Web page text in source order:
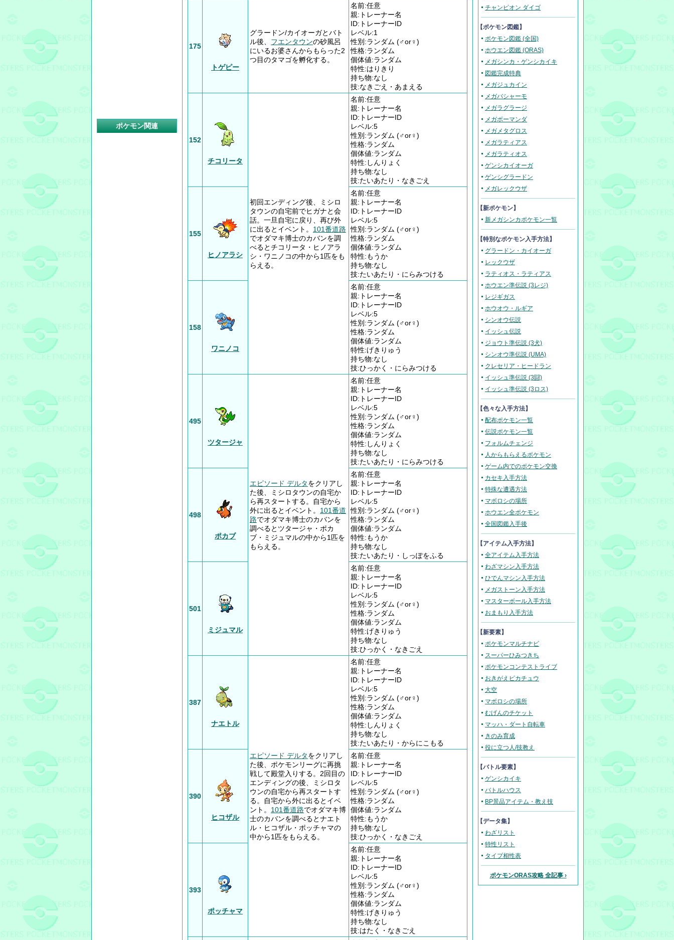
175
トゲピー
グラードン/カイオーガとバト
ル後、 フエンタウンの砂風呂
にいるお婆さんからもらった2
つ目のタマゴを孵化する。
名前:任意
親:トレーナー名
ID:トレーナーID
レベル:1
性別:ランダム (♂or♀)
性格:ランダム
個体値:ランダム
特性:はりきり
持ち物:なし
技:なきごえ・あまえる
152
チコリータ
初回エンディング後、ミシロ
タウンの自宅前でヒガナと会
話。一旦自宅に戻り、再び外
に出るとイベント。 101番道路
でオダマキ博士のカバンを調
べるとチコリータ・ヒノアラ
シ・ワニノコの中から1匹をも
らえる。
名前:任意
親:トレーナー名
ID:トレーナーID
レベル:5
性別:ランダム (♂or♀)
性格:ランダム
個体値:ランダム
特性:しんりょく
持ち物:なし
技:たいあたり・なきごえ
155
ヒノアラシ
名前:任意
親:トレーナー名
ID:トレーナーID
レベル:5
性別:ランダム (♂or♀)
性格:ランダム
個体値:ランダム
特性:もうか
持ち物:なし
技:たいあたり・にらみつける
158
ワニノコ
名前:任意
親:トレーナー名
ID:トレーナーID
レベル:5
性別:ランダム (♂or♀)
性格:ランダム
個体値:ランダム
特性:げきりゅう
持ち物:なし
技:ひっかく・にらみつける
495
ツタージャ
エピソード デルタをクリアし
た後、ミシロタウンの自宅か
ら再スタートする。自宅から
外に出るとイベント。 101番道
路でオダマキ博士のカバンを
調べるとツタージャ・ポカ
ブ・ミジュマルの中から1匹を
もらえる。
名前:任意
親:トレーナー名
ID:トレーナーID
レベル:5
性別:ランダム (♂or♀)
性格:ランダム
個体値:ランダム
特性:しんりょく
持ち物:なし
技:たいあたり・にらみつける
498
ポカブ
名前:任意
親:トレーナー名
ID:トレーナーID
レベル:5
性別:ランダム (♂or♀)
性格:ランダム
個体値:ランダム
特性:もうか
持ち物:なし
技:たいあたり・しっぽをふる
501
ミジュマル
名前:任意
親:トレーナー名
ID:トレーナーID
レベル:5
性別:ランダム (♂or♀)
性格:ランダム
個体値:ランダム
特性:げきりゅう
持ち物:なし
技:ひっかく・なきごえ
387
ナエトル
エピソード デルタをクリアし
た後、ポケモンリーグに再挑
戦して殿堂入りする。2回目の
エンディングの後、ミシロタ
ウンの自宅から再スタートす
る。自宅から外に出るとイベ
ント。 101番道路でオダマキ博
士のカバンを調べるとナエト
ル・ヒコザル・ポッチャマの
中から1匹をもらえる。
名前:任意
親:トレーナー名
ID:トレーナーID
レベル:5
性別:ランダム (♂or♀)
性格:ランダム
個体値:ランダム
特性:しんりょく
持ち物:なし
技:たいあたり・からにこもる
390
ヒコザル
名前:任意
親:トレーナー名
ID:トレーナーID
レベル:5
性別:ランダム (♂or♀)
性格:ランダム
個体値:ランダム
特性:もうか
持ち物:なし
技:ひっかく・なきごえ
393
ポッチャマ
名前:任意
親:トレーナー名
ID:トレーナーID
レベル:5
性別:ランダム (♂or♀)
性格:ランダム
個体値:ランダム
特性:げきりゅう
持ち物:なし
技:はたく・なきごえ
チャンピオン ダイゴ
【ポケモン図鑑】
ポケモン図鑑 (全国)
ホウエン図鑑 (ORAS)
メガシンカ・ゲンシカイキ
図鑑完成特典
メガジュカイン
メガバシャーモ
メガラグラージ
メガボーマンダ
メガメタグロス
メガラティアス
メガラティオス
ゲンシカイオーガ
ゲンシグラードン
メガレックウザ
【新ポケモン】
新メガシンカポケモン一覧
【特別なポケモン入手方法】
グラードン・カイオーガ
レックウザ
ラティオス・ラティアス
ホウエン準伝説 (3レジ)
レジギガス
ホウオウ・ルギア
シンオウ伝説
イッシュ伝説
ジョウト準伝説 (3犬)
シンオウ準伝説 (UMA)
クレセリア・ヒードラン
イッシュ準伝説 (3闘)
イッシュ準伝説 (3ロス)
【色々な入手方法】
配布ポケモン一覧
伝説ポケモン一覧
フォルムチェンジ
人からもらえるポケモン
ゲーム内でのポケモン交換
カセキ入手方法
特殊な遭遇方法
マボロシの場所
ホウエン全ポケモン
全国図鑑入手後
【アイテム入手方法】
全アイテム入手方法
わざマシン入手方法
ひでんマシン入手方法
メガストーン入手方法
マスターボール入手方法
おまもり入手方法
【新要素】
ポケモンマルチナビ
スーパーひみつきち
ポケモンコンテストライブ
おきがえピカチュウ
大空
マボロシの場所
むげんのチケット
マッハ・ダート自転車
きのみ育成
役に立つ人/技教え
【バトル要素】
ゲンシカイキ
バトルハウス
BP景品アイテム・教え技
【データ集】
わざリスト
特性リスト
タイプ相性表
ポケモンORAS攻略 全記事 ›
ポケモン関連